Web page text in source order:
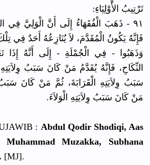
تَرْتِيبُ الأَْوْلِيَاءِ:
٩١ - ذَهَبَ الْفُقَهَاءُ إِلَى أَنَّ الْوَلِيَّ فِي
فَإِنَّهُ يَكُونُ الْمُقَدَّمَ، لاَ يُنَازِعُهُ أَحَدٌ فِي تِلْكَ
وَذَهَبُوا - فِي الْجُمْلَةِ - إِلَى أَنَّهُ إِذَا
النِّكَاحِ، فَإِنَّهُ يُقَدَّمُ مَنْ كَانَ سَبَبُ
سَبَبُ وِلاَيَتِهِ الْقَرَابَةَ، ثُمَّ مَنْ كَانَ سَبَبُ
مَنْ كَانَ سَبَبُ وِلاَيَتِهِ الْوَلاَءَ.
: Abdul Qodir Shodiqi, Aas
Muhammad Muzakka, Subhana
[MJ].